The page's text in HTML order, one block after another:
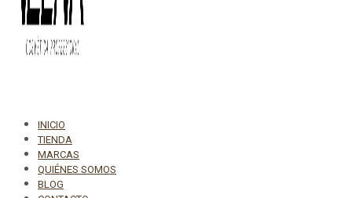
INICIO
TIENDA
MARCAS
QUIÉNES SOMOS
BLOG